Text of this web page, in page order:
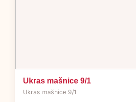
Ukras mašnice 9/1
Ukras mašnice 9/1